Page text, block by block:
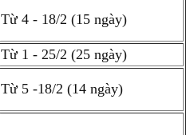
Từ 4 - 18/2 (15 ngày)
Từ 1 - 25/2 (25 ngày)
Từ 5 -18/2 (14 ngày)